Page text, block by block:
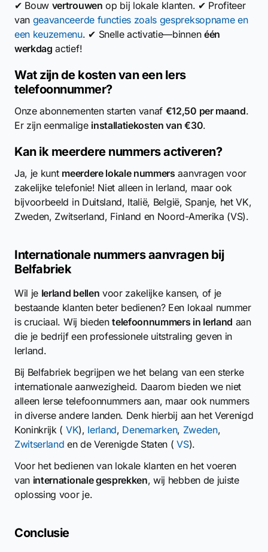
✔ Bouw vertrouwen op bij lokale klanten. ✔ Profiteer
van geavanceerde functies zoals gespreksopname en
een keuzemenu. ✔ Snelle activatie—binnen één
werkdag actief!
Wat zijn de kosten van een Iers
telefoonnummer?
Onze abonnementen starten vanaf €12,50 per maand.
Er zijn eenmalige installatiekosten van €30.
Kan ik meerdere nummers activeren?
Ja, je kunt meerdere lokale nummers aanvragen voor
zakelijke telefonie! Niet alleen in Ierland, maar ook
bijvoorbeeld in Duitsland, Italië, België, Spanje, het VK,
Zweden, Zwitserland, Finland en Noord-Amerika (VS).
Internationale nummers aanvragen bij
Belfabriek
Wil je Ierland bellen voor zakelijke kansen, of je
bestaande klanten beter bedienen? Een lokaal nummer
is cruciaal. Wij biedentelefoonnummers in Ierland aan
die je bedrijf een professionele uitstraling geven in
Ierland.
Bij Belfabriek begrijpen we het belang van een sterke
internationale aanwezigheid. Daarom bieden we niet
alleen Ierse telefoonnummers aan, maar ook nummers
in diverse andere landen. Denk hierbij aan het Verenigd
Koninkrijk ( VK), Ierland, Denemarken, Zweden,
Zwitserland en de Verenigde Staten (VS).
Voor het bedienen van lokale klanten en het voeren
van internationale gesprekken, wij hebben de juiste
oplossing voor je.
Conclusie